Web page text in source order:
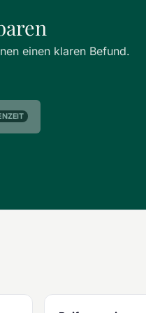
einen klaren Befund.